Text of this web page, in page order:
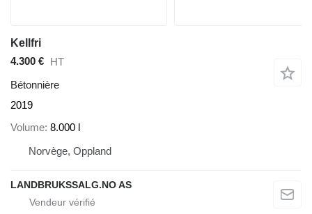
Kellfri
4.300 € HT
Bétonnière
2019
Volume 8.000 l
Norvège, Oppland
LANDBRUKSSALG.NO AS